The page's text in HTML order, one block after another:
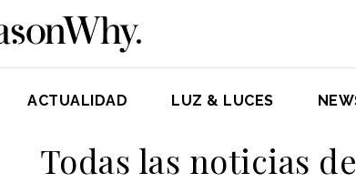
ACTUALIDAD LUZ & LUCES
Todas las noticias